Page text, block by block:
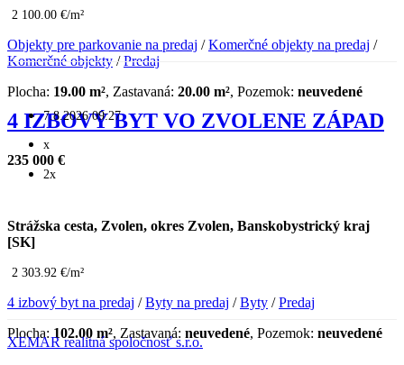
2 100.00 €/m²
Objekty pre parkovanie na predaj /Komerčné objekty na predaj /
Komerčné objekty /Predaj
Plocha: 19.00 m², Zastavaná: 20.00 m², Pozemok: neuvedené
7.8.2026 09:27
x
2x
4 IZBOVÝ BYT VO ZVOLENE ZÁPAD
235 000 €
Strážska cesta, Zvolen, okres Zvolen, Banskobystrický kraj
[SK]
2 303.92 €/m²
4 izbový byt na predaj /Byty na predaj /Byty /Predaj
Plocha: 102.00 m², Zastavaná: neuvedené, Pozemok: neuvedené
XEMAR realitná spoločnosť s.r.o.